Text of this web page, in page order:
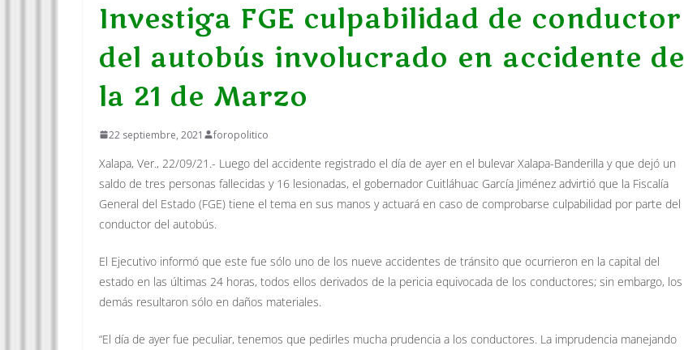
Investiga FGE culpabilidad de conductor
del autobús involucrado en accidente de
la 21 de Marzo
22 septiembre, 2021 foropolitico
Xalapa, Ver., 22/09/21.- Luego del accidente registrado el día de ayer en el bulevar Xalapa-Banderilla y que dejó un
saldo de tres personas fallecidas y 16 lesionadas, el gobernador Cuitláhuac García Jiménez advirtió que la Fiscalía
General del Estado (FGE) tiene el tema en sus manos y actuará en caso de comprobarse culpabilidad por parte del
conductor del autobús.
El Ejecutivo informó que este fue sólo uno de los nueve accidentes de tránsito que ocurrieron en la capital del
estado en las últimas 24 horas, todos ellos derivados de la pericia equivocada de los conductores; sin embargo, los
demás resultaron sólo en daños materiales.
“El día de ayer fue peculiar, tenemos que pedirles mucha prudencia a los conductores. La imprudencia manejando